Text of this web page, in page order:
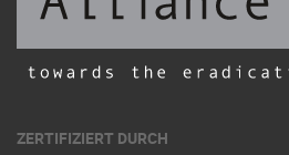
ZERTIFIZIERT DURCH